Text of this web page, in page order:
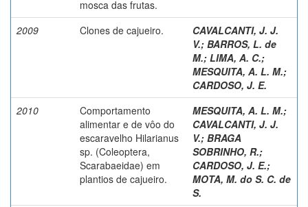
mosca das frutas.
2009 Clones de cajueiro.
CAVALCANTI, J. J.
V.; BARROS, L. de
M.; LIMA, A. C.;
MESQUITA, A. L. M.;
CARDOSO, J. E.
2010
Comportamento
alimentar e de vôo do
escaravelho Hilarianus
sp. (Coleoptera,
Scarabaeidae) em
plantios de cajueiro.
MESQUITA, A. L. M.;
CAVALCANTI, J. J.
V.; BRAGA
SOBRINHO, R.;
CARDOSO, J. E.;
MOTA, M. do S. C. de
S.